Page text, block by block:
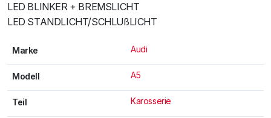
LED BLINKER + BREMSLICHT
LED STANDLICHT/SCHLUßLICHT
Marke Audi
Modell A5
Teil Karosserie